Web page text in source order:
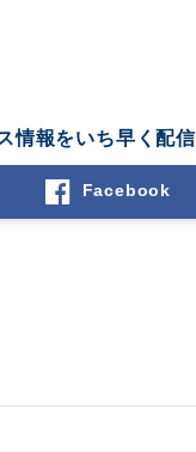
情報をいち早く配
Facebook